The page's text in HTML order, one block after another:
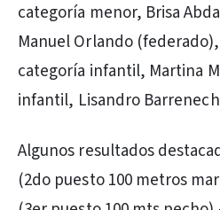
categoría menor, Brisa
Manuel Orlando
categoría infantil, Martina
infantil, Lisandro
Algunos resultados
(2do puesto 100 metros